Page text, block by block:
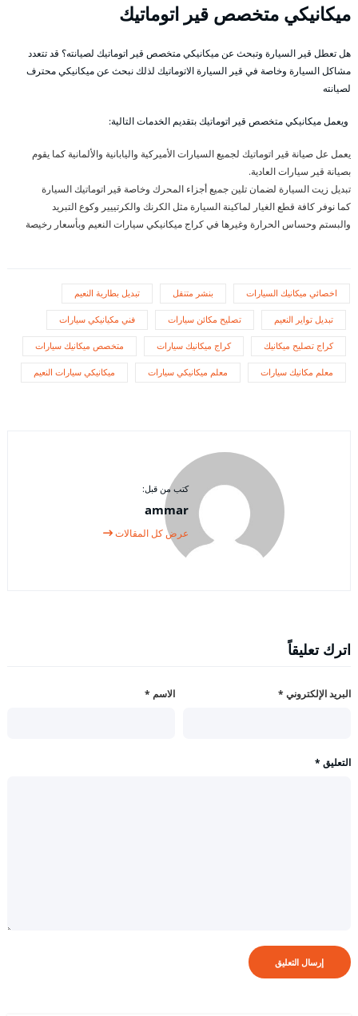
ميكانيكي متخصص قير اتوماتيك
هل تعطل قير السيارة وتبحث عن ميكانيكي متخصص قير اتوماتيك لصيانته؟ قد تتعدد
مشاكل السيارة وخاصة في قير السيارة الاتوماتيك لذلك نبحث عن ميكانيكي محترف
لصيانته
ويعمل ميكانيكي متخصص قير اتوماتيك بتقديم الخدمات التالية:
يعمل عل صيانة قير اتوماتيك لجميع السيارات الأميركية واليابانية والألمانية كما يقوم
بصيانة قير سيارات العادية.
تبديل زيت السيارة لضمان تلين جميع أجزاء المحرك وخاصة قير اتوماتيك السيارة
كما نوفر كافة قطع الغيار لماكينة السيارة مثل الكرنك والكرتييير وكوع التبريد
والبستم وحساس الحرارة وغيرها في كراج ميكانيكي سيارات النعيم وبأسعار رخيصة
اخصائي ميكانيك السيارات بنشر متنقل تبديل بطارية النعيم
تبديل تواير النعيم تصليح مكائن سيارات فني مكيانيكي سيارات
كراج تصليح ميكانيك كراج ميكانيك سيارات متخصص ميكانيك سيارات
معلم مكانيك سيارات معلم ميكانيكي سيارات ميكانيكي سيارات النعيم
كتب من قبل:
ammar
عرض كل المقالات
اترك تعليقاً
الاسم * البريد الإلكتروني *
التعليق *